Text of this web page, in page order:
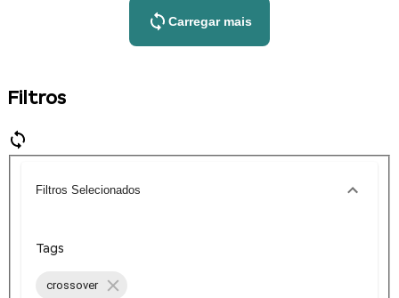
Carregar mais
Filtros
Filtros Selecionados
Tags
crossover